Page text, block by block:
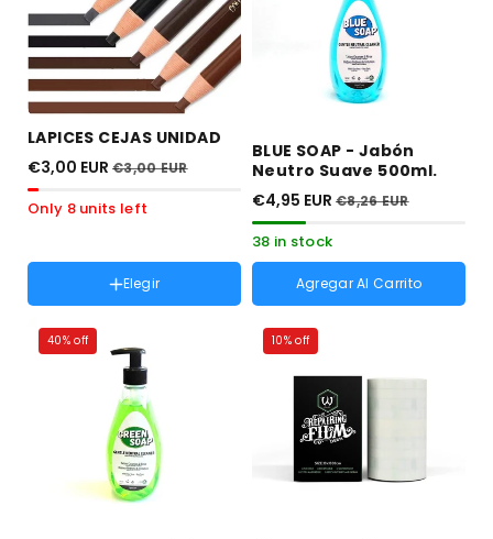
LAPICES CEJAS UNIDAD
€3,00 EUR €3,00 EUR
Only 8 units left
NegroVariante
agotada
o
disponible
MARRON OSCURO
Variante
MARRON CLARO
MARRON Variante
agotada
o
no
disponible
Variante
agotada
disponible
Elegir
BLUE SOAP - Jabón
Neutro Suave 500ml.
€4,95 EUR €8,26 EUR
38 in stock
Agregar Al Carrito
40% off 10% off